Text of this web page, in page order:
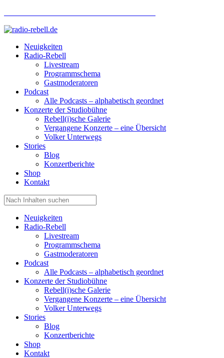
Neuigkeiten
Radio-Rebell
Livestream
Programmschema
Gastmoderatoren
Podcast
Alle Podcasts – alphabetisch geordnet
Konzerte der Studiobühne
Rebell(i)sche Galerie
Vergangene Konzerte – eine Übersicht
Volker Unterwegs
Stories
Blog
Konzertberichte
Shop
Kontakt
Neuigkeiten
Radio-Rebell
Livestream
Programmschema
Gastmoderatoren
Podcast
Alle Podcasts – alphabetisch geordnet
Konzerte der Studiobühne
Rebell(i)sche Galerie
Vergangene Konzerte – eine Übersicht
Volker Unterwegs
Stories
Blog
Konzertberichte
Shop
Kontakt